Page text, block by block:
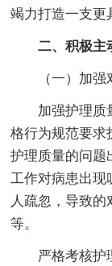
竭力打造一支更
二、积极主动
（一）加强
加强护理质量
格行为规范要求
护理质量的问题
工作对病患出现
人疏忽，导致
等。
严格考核护理